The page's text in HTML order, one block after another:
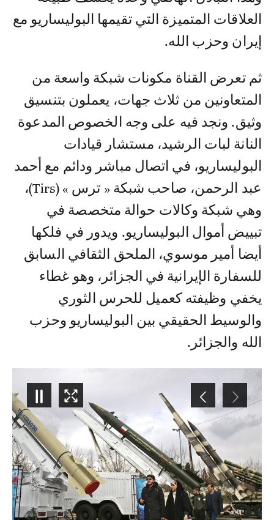
العلاقات المتميزة التي تقيمها البوليساريو مع
إيران وحزب الله.
ثم تعرض القناة مكونات شبكة واسعة من
المتعاونين من ثلاث جهات، يعملون بتنسيق
وثيق. ونجد فيه على وجه الخصوص المدعوة
النانة لبات الرشيد، مستشار قيادات
البوليساريو، في اتصال مباشر ودائم مع أحمد
عبد الرحمن، صاحب شبكة « ترس » (Tirs)،
وهي شبكة وكالات حوالة متخصصة في
تبييض أموال البوليساريو. ويدور في فلكها
أيضا أمير موسوي، الملحق الثقافي السابق
للسفارة الإيرانية في الجزائر، وهو غطاء
يخفي وظيفته كعميل للحرس الثوري
والوسيط الحقيقي بين البوليساريو وحزب
الله والجزائر.